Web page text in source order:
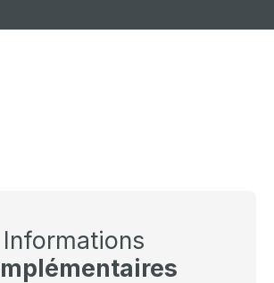
Informations